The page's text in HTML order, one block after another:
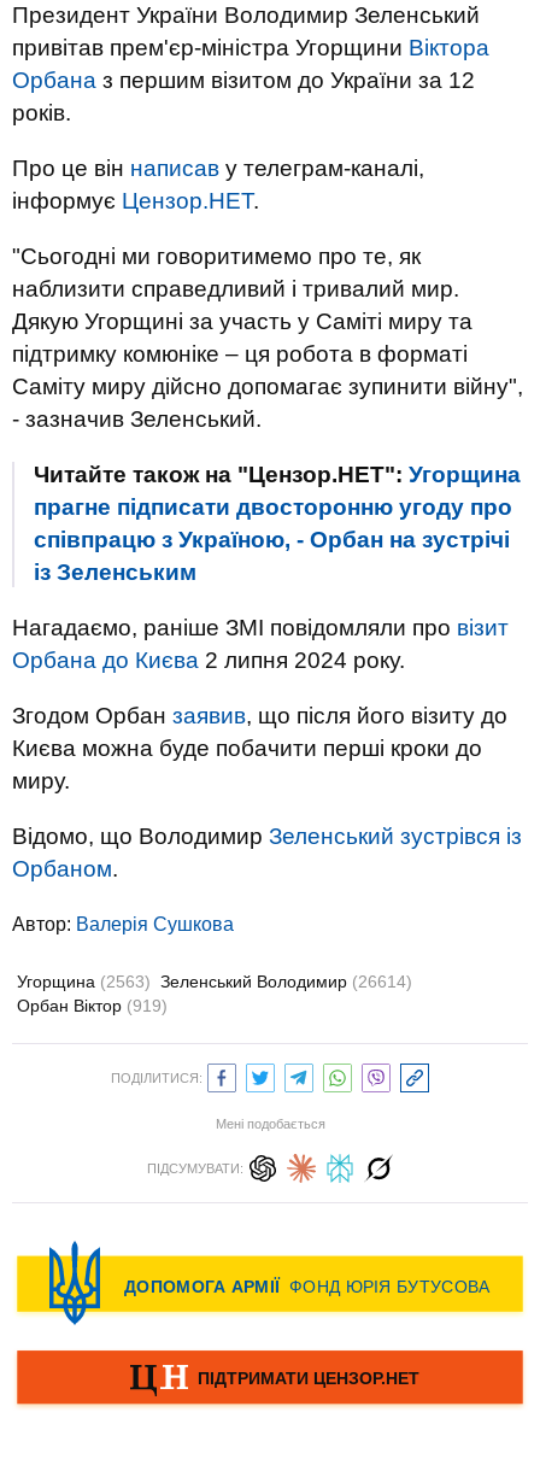
Президент України Володимир Зеленський
привітав прем'єр-міністра Угорщини Віктора
Орбана з першим візитом до України за 12
років.
Про це він написав у телеграм-каналі,
інформує Цензор.НЕТ.
"Сьогодні ми говоритимемо про те, як
наблизити справедливий і тривалий мир.
Дякую Угорщині за участь у Саміті миру та
підтримку комюніке – ця робота в форматі
Саміту миру дійсно допомагає зупинити війну",
- зазначив Зеленський.
Читайте також на "Цензор.НЕТ": Угорщина
прагне підписати двосторонню угоду про
співпрацю з Україною, - Орбан на зустрічі
із Зеленським
Нагадаємо, раніше ЗМІ повідомляли про візит
Орбана до Києва 2 липня 2024 року.
Згодом Орбан заявив, що після його візиту до
Києва можна буде побачити перші кроки до
миру.
Відомо, що Володимир Зеленський зустрівся із
Орбаном.
Автор: Валерiя Сушкова
Угорщина (2563) Зеленський Володимир (26614)
Орбан Віктор (919)
ПОДІЛИТИСЯ:
Мені подобається
ПІДСУМУВАТИ: